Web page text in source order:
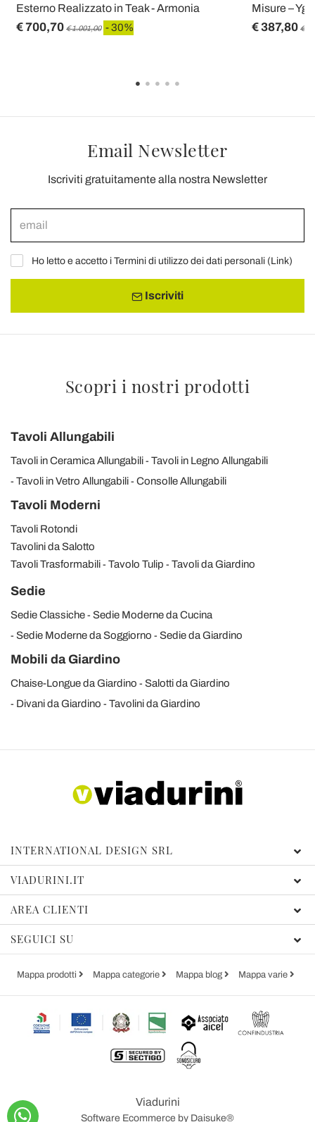
Esterno Realizzato in Teak - Armonia
€ 700,70 € 1.001,00 - 30%
Misure –
€ 387,80 €
Email Newsletter
Iscriviti gratuitamente alla nostra Newsletter
Ho letto e accetto i Termini di utilizzo dei dati personali (Link)
Iscriviti
Scopri i nostri prodotti
Tavoli Allungabili
Tavoli in Ceramica Allungabili
Tavoli in Legno Allungabili
Tavoli in Vetro Allungabili
Consolle Allungabili
Tavoli Moderni
Tavoli Rotondi
Tavolini da Salotto
Tavoli Trasformabili
Tavolo Tulip Tavoli da Giardino
Sedie
Sedie Classiche
Sedie Moderne da Cucina
Sedie Moderne da Soggiorno
Sedie da Giardino
Mobili da Giardino
Chaise-Longue da Giardino
Salotti da Giardino
Divani da Giardino
Tavolini da Giardino
INTERNATIONAL DESIGN SRL
VIADURINI.IT
AREA CLIENTI
SEGUICI SU
Mappa prodotti Mappa categorie Mappa blog Mappa varie
Viadurini
Software Ecommerce by Daisuke®